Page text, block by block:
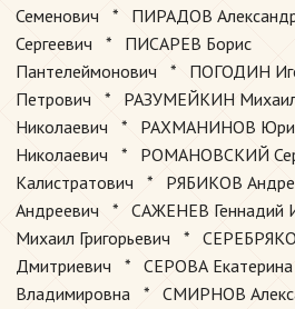
Семенович * ПИРАДОВ
Сергеевич * ПИСАРЕВ Борис
Пантелеймонович * ПОГОДИН
Петрович * РАЗУМЕЙКИН
Николаевич * РАХМАНИНОВ
Николаевич * РОМАНОВСКИЙ
Калистратович * РЯБИКОВ
Андреевич * САЖЕНЕВ Геннадий
Михаил Григорьевич *
Дмитриевич * СЕРОВА Екатерина
Владимировна * СМИРНОВ